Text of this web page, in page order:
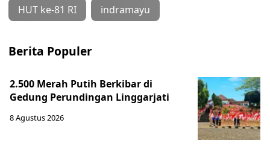
HUT ke-81 RI indramayu
Berita Populer
2.500 Merah Putih Berkibar di
Gedung Perundingan Linggarjati
8 Agustus 2026